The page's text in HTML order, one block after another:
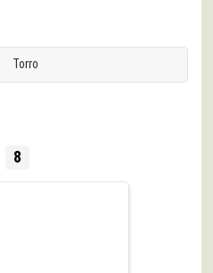
Torro
8